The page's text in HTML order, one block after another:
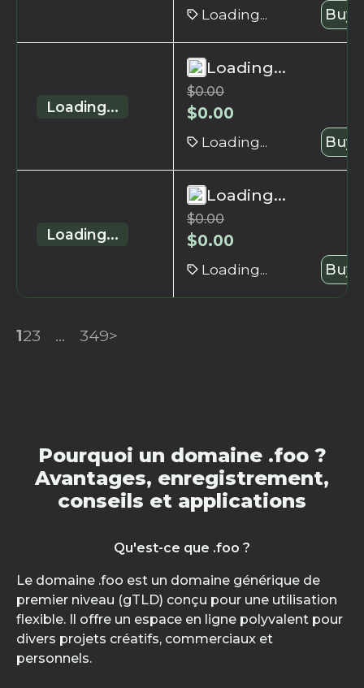
Loading... Buy
Loading...
Loading...
$0.00
$0.00
Loading... Buy
Loading...
Loading...
$0.00
$0.00
Loading... Buy
123 ... 349>
Pourquoi un domaine .foo ?
Avantages, enregistrement,
conseils et applications
Qu'est-ce que .foo ?
Le domaine .foo est un domaine générique de
premier niveau (gTLD) conçu pour une utilisation
flexible. Il offre un espace en ligne polyvalent pour
divers projets créatifs, commerciaux et
personnels.